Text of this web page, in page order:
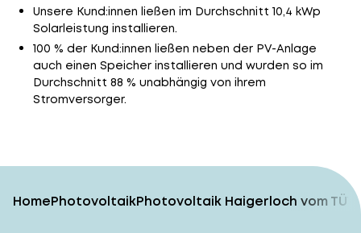
Unsere Kund:innen ließen im Durchschnitt 10,4 kWp
Solarleistung installieren.
100 % der Kund:innen ließen neben der PV-Anlage
auch einen Speicher installieren und wurden so im
Durchschnitt 88 % unabhängig von ihrem
Stromversorger.
HomePhotovoltaikPhotovoltaik Haigerloch vom